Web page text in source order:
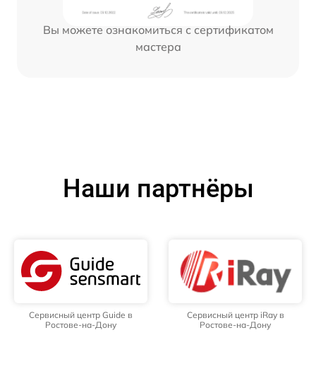
Вы можете ознакомиться с сертификатом
мастера
Наши партнёры
Сервисный центр Guide в
Ростове-на-Дону
Сервисный центр iRay в
Ростове-на-Дону